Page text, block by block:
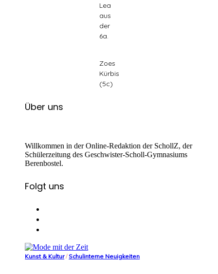
Lea
aus
der
6a.
Zoes
Kürbis
(5c)
Über uns
Willkommen in der Online-Redaktion der SchollZ, der
Schülerzeitung des Geschwister-Scholl-Gymnasiums
Berenbostel.
Folgt uns
Kunst & Kultur/ Schulinterne Neuigkeiten